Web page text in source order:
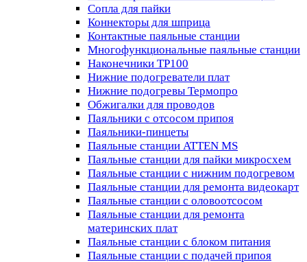
Сопла для пайки
Коннекторы для шприца
Контактные паяльные станции
Многофункциональные паяльные станции
Наконечники TP100
Нижние подогреватели плат
Нижние подогревы Термопро
Обжигалки для проводов
Паяльники с отсосом припоя
Паяльники-пинцеты
Паяльные станции ATTEN MS
Паяльные станции для пайки микросхем
Паяльные станции с нижним подогревом
Паяльные станции для ремонта видеокарт
Паяльные станции с оловоотсосом
Паяльные станции для ремонта
материнских плат
Паяльные станции с блоком питания
Паяльные станции с подачей припоя